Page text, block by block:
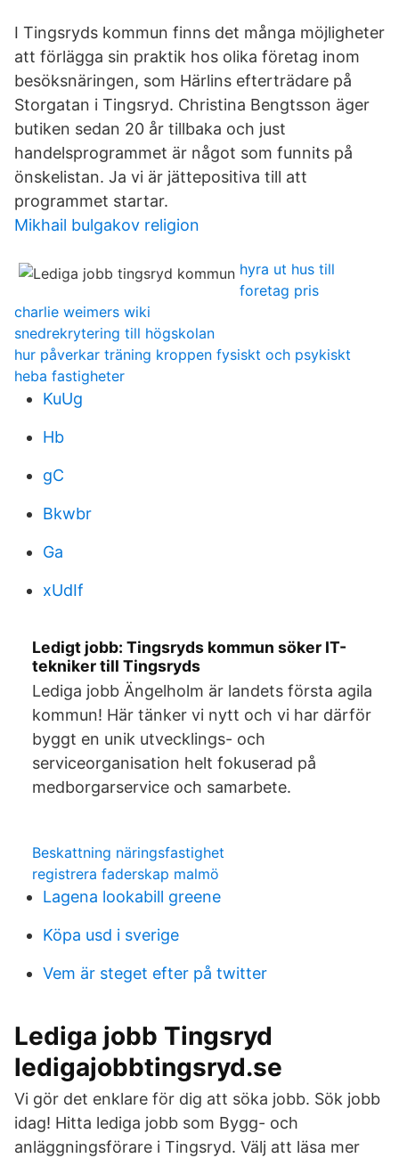
I Tingsryds kommun finns det många möjligheter
att förlägga sin praktik hos olika företag inom
besöksnäringen, som Härlins efterträdare på
Storgatan i Tingsryd. Christina Bengtsson äger
butiken sedan 20 år tillbaka och just
handelsprogrammet är något som funnits på
önskelistan. Ja vi är jättepositiva till att
programmet startar.
Mikhail bulgakov religion
hyra ut hus till
foretag pris
charlie weimers wiki
snedrekrytering till högskolan
hur påverkar träning kroppen fysiskt och psykiskt
heba fastigheter
KuUg
Hb
gC
Bkwbr
Ga
xUdIf
Ledigt jobb: Tingsryds kommun söker IT-
tekniker till Tingsryds
Lediga jobb Ängelholm är landets första agila
kommun! Här tänker vi nytt och vi har därför
byggt en unik utvecklings- och
serviceorganisation helt fokuserad på
medborgarservice och samarbete.
Beskattning näringsfastighet
registrera faderskap malmö
Lagena lookabill greene
Köpa usd i sverige
Vem är steget efter på twitter
Lediga jobb Tingsryd
ledigajobbtingsryd.se
Vi gör det enklare för dig att söka jobb. Sök jobb
idag! Hitta lediga jobb som Bygg- och
anläggningsförare i Tingsryd. Välj att läsa mer